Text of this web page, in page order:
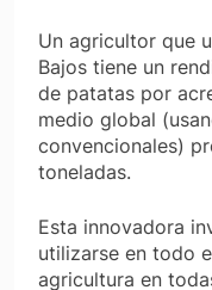
Un agricultor que
Bajos tiene un
de patatas por
medio global
convencionales)
toneladas.
Esta innovadora
utilizarse en todo
agricultura en